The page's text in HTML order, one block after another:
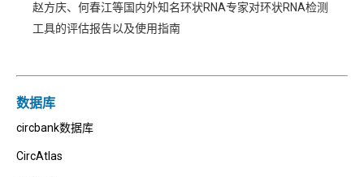
赵方庆、何春江等国内外知名环状RNA专家对环状RNA检测
工具的评估报告以及使用指南
数据库
circbank数据库
CircAtlas